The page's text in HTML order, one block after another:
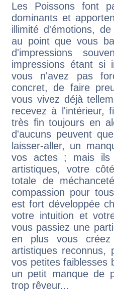
Les Poissons font
dominants et
illimité d'émotions,
au point que vous
d'impressions
impressions étant si
vous n'avez pas
concret, de faire
vous vivez déjà
recevez à l'intérieur,
très fin toujours en
d'aucuns peuvent
laisser-aller, un
vos actes ; mais ils
artistiques, votre
totale de
compassion pour
est fort développée
votre intuition et
vous passiez une
en plus vous
artistiques reconnus,
vos petites faiblesses
un petit manque de
trop rêveur...